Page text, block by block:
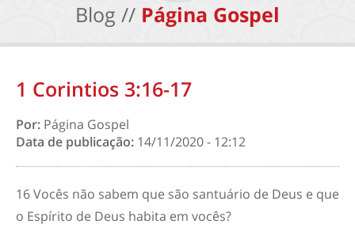
Blog // Página Gospel
1 Corintios 3:16-17
Por: Página Gospel
Data de publicação: 14/11/2020 - 12:12
16Vocês não sabem que são santuário de Deus e que
o Espírito de Deus habita em vocês?